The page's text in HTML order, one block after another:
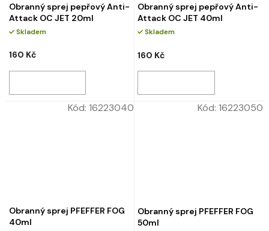
Obranný sprej pepřový Anti-
Attack OC JET 20ml
Skladem
160 Kč
Obranný sprej pepřový Anti-
Attack OC JET 40ml
Skladem
160 Kč
Obranný sprej PFEFFER FOG
40ml
Kód: 16223040
Obranný sprej PFEFFER FOG
50ml
Kód: 16223050